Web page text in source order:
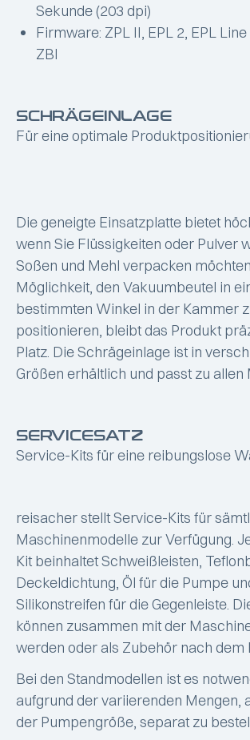
Sekunde (203 dpi)
Firmware: ZPL II, EPL 2, EPL
ZBI
SCHRÄGEINLAGE
Für eine optimale
Die geneigte Einsatzplatte bietet
wenn Sie Flüssigkeiten oder Pulver
Soßen und Mehl verpacken
Möglichkeit, den Vakuumbeutel in
bestimmten Winkel in der Kammer
positionieren, bleibt das Produkt
Platz. Die Schrägeinlage ist in
Größen erhältlich und passt zu allen
SERVICESATZ
Service-Kits für eine reibungslose
reisacher stellt Service-Kits für
Maschinenmodelle zur Verfügung.
Kit beinhaltet Schweißleisten,
Deckeldichtung, Öl für die Pumpe
Silikonstreifen für die Gegenleiste.
können zusammen mit der
werden oder als Zubehör nach dem
Bei den Standmodellen ist es
aufgrund der variierenden Mengen,
der Pumpengröße, separat zu